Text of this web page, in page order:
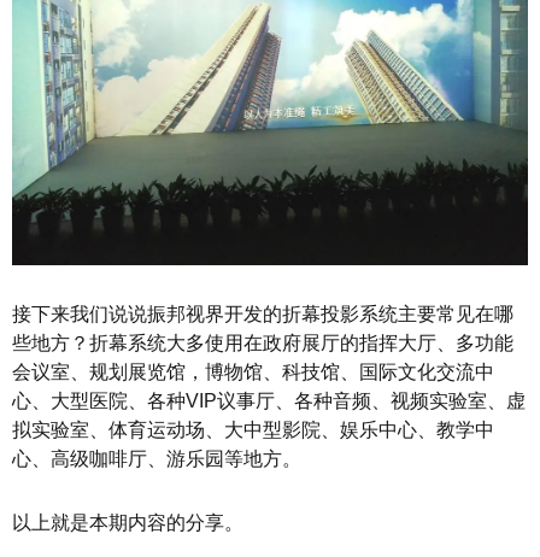
接下来我们说说振邦视界开发的折幕投影系统主要常见在哪
些地方？折幕系统大多使用在政府展厅的指挥大厅、多功能
会议室、规划展览馆，博物馆、科技馆、国际文化交流中
心、大型医院、各种VIP议事厅、各种音频、视频实验室、虚
拟实验室、体育运动场、大中型影院、娱乐中心、教学中
心、高级咖啡厅、游乐园等地方。
以上就是本期内容的分享。